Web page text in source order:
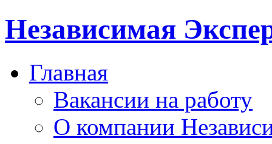
Независимая
Главная
Вакансии на работу
О компании